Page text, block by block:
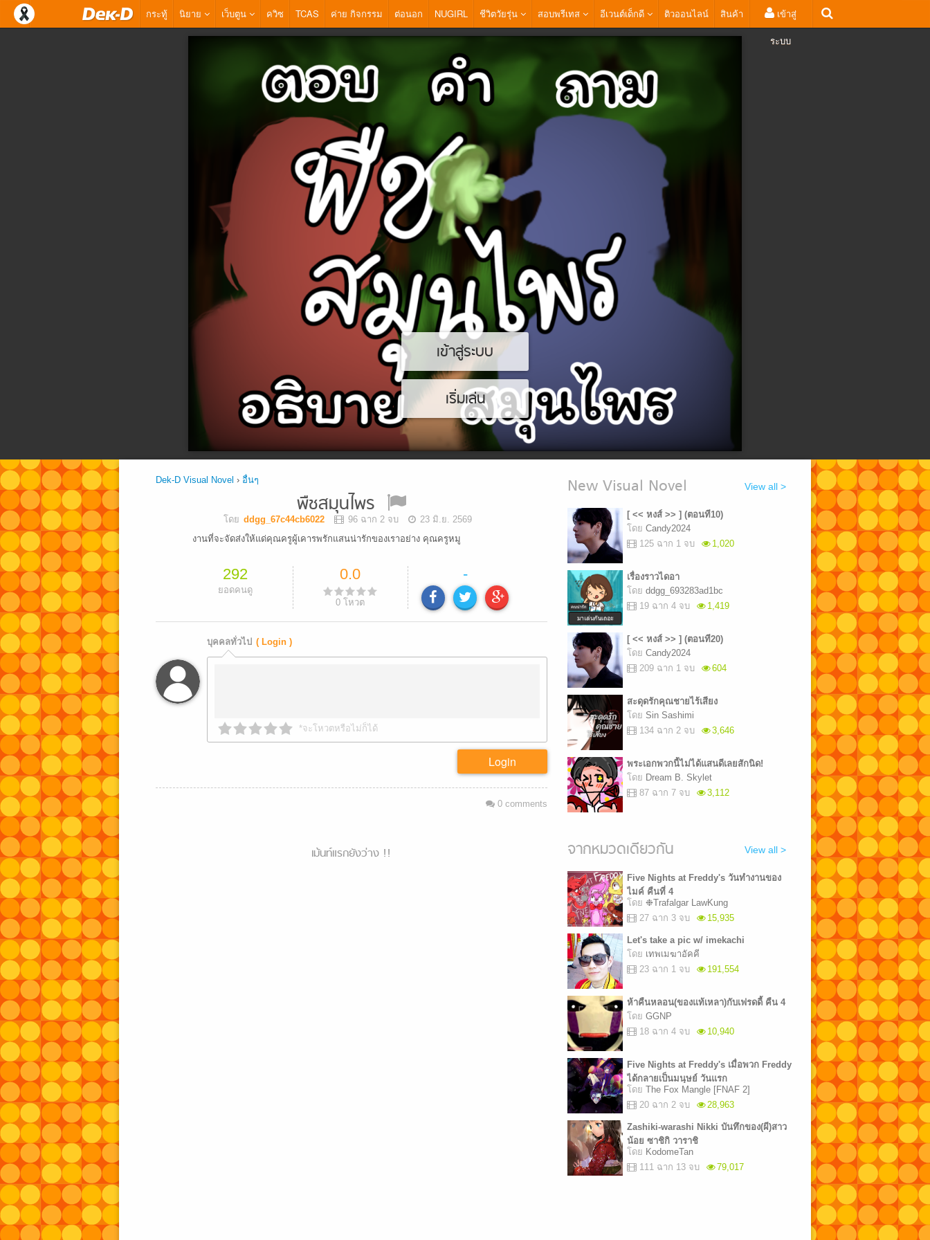
กระทู้ นิยาย เว็บตูน ควิซ TCAS ค่าย กิจกรรม ต่อนอก NUGIRL ชีวิตวัยรุ่น สอบพรีเทส อีเวนต์เด็กดี ติวออนไลน์ สินค้า เข้าสู่
ระบบ
เข้าสู่ระบบ
เริ่มเล่น
Dek-D Visual Novel › อื่นๆ
พืชสมุนไพร
โดย ddgg_67c44cb6022 96 ฉาก 2 จบ
23 มิ.ย. 2569
งานที่จะจัดส่งให้แด่คุณครูผู้เคารพรักแสนน่ารักของเราอย่าง คุณครูหมู
292
ยอดคนดู
0.0
0 โหวต
-
บุคคลทั่วไป ( Login )
*จะโหวตหรือไม่ก็ได้
Login
0 comments
เม้นท์แรกยังว่าง !!
New Visual Novel View all >
[ << หงส์ >> ] (ตอนที10)
โดย Candy2024
125 ฉาก 1 จบ
1,020
เรื่องราวไดอา
โดย ddgg_693283ad1bc
19 ฉาก 4 จบ
1,419
[ << หงส์ >> ] (ตอนที20)
โดย Candy2024
209 ฉาก 1 จบ
604
สะดุดรักคุณชายไร้เสียง
โดย Sin Sashimi
134 ฉาก 2 จบ
3,646
พระเอกพวกนี้ไม่ได้แสนดีเลยสักนิด!
โดย Dream B. Skylet
87 ฉาก 7 จบ
3,112
จากหมวดเดียวกัน View all >
Five Nights at Freddy's วันทำงานของ
ไมค์ คืนที่ 4
โดย ❉Trafalgar LawKung
27 ฉาก 3 จบ
15,935
Let's take a pic w/ imekachi
โดย เทพเมฆาอัคคี
23 ฉาก 1 จบ
191,554
ห้าคืนหลอน(ของแท้เหลา)กับเฟรดดี้ คืน 4
โดย GGNP
18 ฉาก 4 จบ
10,940
Five Nights at Freddy's เมื่อพวก Freddy
ได้กลายเป็นมนุษย์ วันแรก
โดย The Fox Mangle [FNAF 2]
20 ฉาก 2 จบ
28,963
Zashiki-warashi Nikki บันทึกของ(ผี)สาว
น้อย ซาชิกิ วาราชิ
โดย KodomeTan
111 ฉาก 13 จบ
79,017